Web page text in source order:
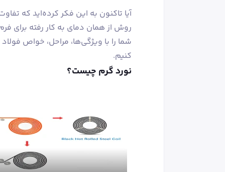
آیا تاکنون به این فکر کرده‌اید که
روش از همان دمای به کار رفته برای
شما را با ویژگی‌ها، مراحل، خواص
کنیم.
نورد گرم چیست؟